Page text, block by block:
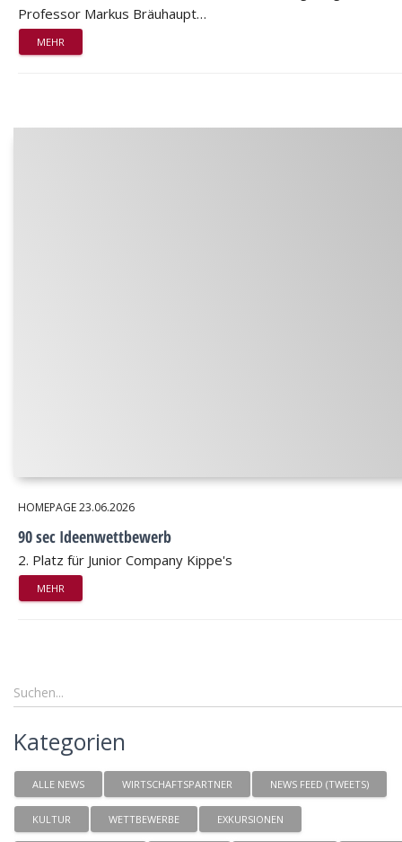
Professor Markus Bräuhaupt…
MEHR
HOMEPAGE23.06.2026
90 sec Ideenwettbewerb
2. Platz für Junior Company Kippe's
MEHR
Kategorien
ALLE NEWS WIRTSCHAFTSPARTNER NEWS FEED (TWEETS)
KULTUR WETTBEWERBE EXKURSIONEN